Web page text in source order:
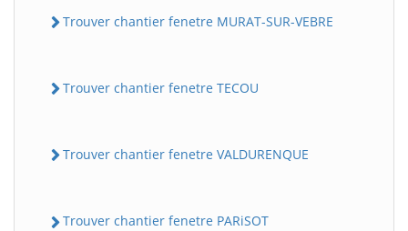
Trouver chantier fenetre MURAT-SUR-VEBRE
Trouver chantier fenetre TECOU
Trouver chantier fenetre VALDURENQUE
Trouver chantier fenetre PARiSOT